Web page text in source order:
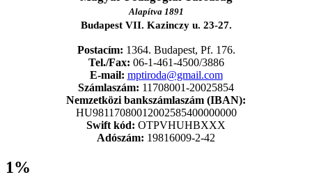
Alapítva 1891
Budapest VII. Kazinczy u. 23-27.
Postacím: 1364. Budapest, Pf. 176.
Tel./Fax: 06-1-461-4500/3886
E-mail: mptiroda@gmail.com
Számlaszám: 11708001-20025854
Nemzetközi bankszámlaszám (IBAN):
HU98117080012002585400000000
Swift kód: OTPVHUHBXXX
Adószám: 19816009-2-42
1%